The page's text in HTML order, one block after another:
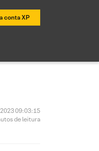
conta XP
09:03:15
de leitura